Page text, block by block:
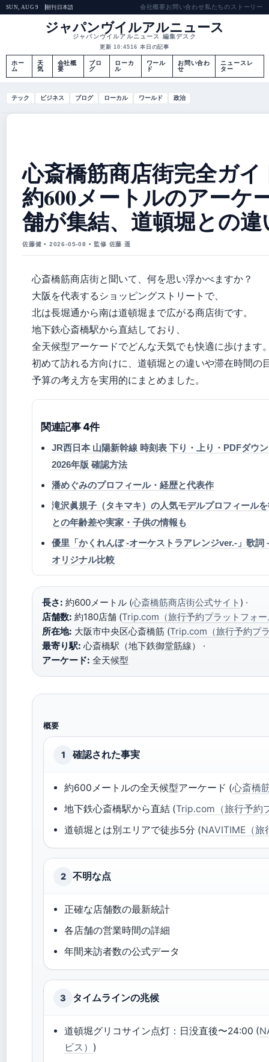
SUN, AUG 9 朝刊 日本語 会社概要お問い合わせ私たちのストーリー
ジャパンヴイルアルニュース
ジャパンヴイルアルニュース 編集デスク
更新 10:4516 本日の記事
ホー
ム
天
気
会社概
要
ブロ
グ
ローカ
ル
ワール
ド
お問い合わ
せ
ニュースレ
ター
テック ビジネス ブログ ローカル ワールド 政治
心斎橋筋商店街完全ガイ
約600メートルのアーケ
舗が集結、道頓堀との
佐藤健 • 2026-05-08 • 監修 佐藤 遥
心斎橋筋商店街と聞いて、何を思い浮かべますか？
大阪を代表するショッピングストリートで、
北は長堀通から南は道頓堀まで広がる商店街です。
地下鉄心斎橋駅から直結しており、
全天候型アーケードでどんな天気でも快適に歩けます
初めて訪れる方向けに、道頓堀との違いや滞在時間の
予算の考え方を実用的にまとめました。
関連記事 4件
JR西日本 山陽新幹線 時刻表 下り・上り・PDFダウ
2026年版 確認方法
潘めぐみのプロフィール・経歴と代表作
滝沢眞規子（タキマキ）の人気モデルプロフィール
との年齢差や実家・子供の情報も
優里「かくれんぼ -オーケストラアレンジver.-」歌
オリジナル比較
長さ: 約600メートル (心斎橋筋商店街公式サイト ) ·
店舗数: 約180店舗 (Trip.com（旅行予約プラットフォ
所在地: 大阪市中央区心斎橋筋 (Trip.com（旅行予約プ
最寄り駅: 心斎橋駅（地下鉄御堂筋線） ·
アーケード: 全天候型
概要
1 確認された事実
約600メートルの全天候型アーケード (心斎橋
地下鉄心斎橋駅から直結 (Trip.com（旅行予約
道頓堀とは別エリアで徒歩5分 (NAVITIME（
2 不明な点
正確な店舗数の最新統計
各店舗の営業時間の詳細
年間来訪者数の公式データ
3 タイムラインの兆候
道頓堀グリコサイン点灯：日没直後〜24:00 (
ビス） )